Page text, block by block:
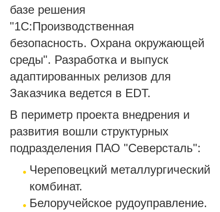
базе решения
"1С:Производственная
безопасность. Охрана окружающей
среды". Разработка и выпуск
адаптированных релизов для
Заказчика ведется в EDT.
В периметр проекта внедрения и
развития вошли структурных
подразделения ПАО "Северсталь":
Череповецкий металлургический
комбинат.
Белоручейское рудоуправление.